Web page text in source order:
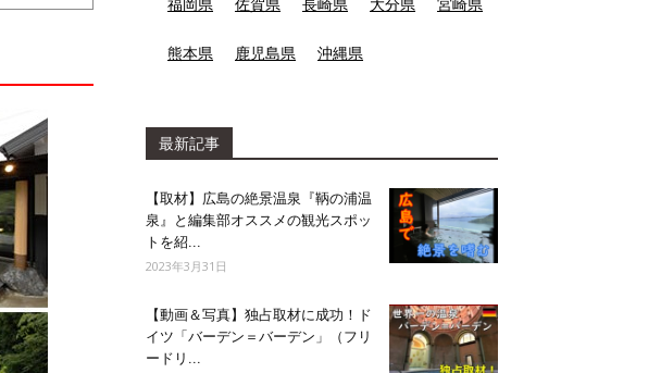
熊本県 鹿児島県 沖縄県
最新記事
【取材】広島の絶景温泉『鞆の浦温
泉』と編集部オススメの観光スポッ
トを紹...
2023年3月31日
【動画＆写真】独占取材に成功！ド
イツ「バーデン＝バーデン」（フリ
ードリ...